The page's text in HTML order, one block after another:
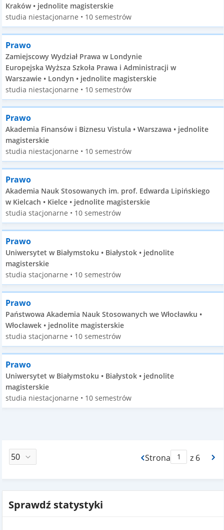
Kraków • jednolite magisterskie
studia niestacjonarne • 10 semestrów
Prawo
Zamiejscowy Wydział Prawa w Londynie
Europejska Wyższa Szkoła Prawa i Administracji w
Warszawie • Londyn • jednolite magisterskie
studia niestacjonarne • 10 semestrów
Prawo
Akademia Finansów i Biznesu Vistula • Warszawa • jednolite
magisterskie
studia niestacjonarne • 10 semestrów
Prawo
Akademia Nauk Stosowanych im. prof. Edwarda Lipińskiego
w Kielcach • Kielce • jednolite magisterskie
studia stacjonarne • 10 semestrów
Prawo
Uniwersytet w Białymstoku • Białystok • jednolite
magisterskie
studia stacjonarne • 10 semestrów
Prawo
Państwowa Akademia Nauk Stosowanych we Włocławku •
Włocławek • jednolite magisterskie
studia stacjonarne • 10 semestrów
Prawo
Uniwersytet w Białymstoku • Białystok • jednolite
magisterskie
studia niestacjonarne • 10 semestrów
Strona
Max Stronaz 6
Sprawdź statystyki